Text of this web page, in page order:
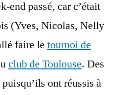
end passé, car c’était
(Yves, Nicolas, Nelly
faire le tournoi de
club de Toulouse. Des
ont réussis à